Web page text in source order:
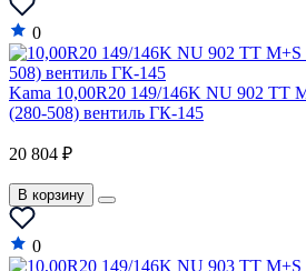
0
Kama 10,00R20 149/146K NU 902 TT
(280-508) вентиль ГК-145
20 804 ₽
В корзину
0